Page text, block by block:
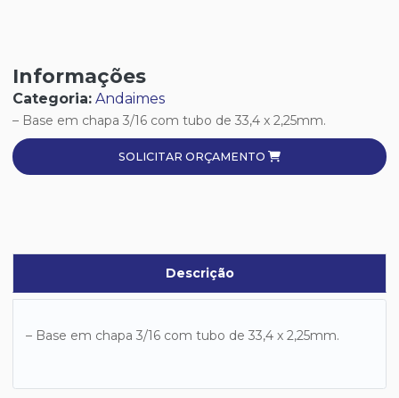
Informações
Categoria: Andaimes
– Base em chapa 3/16 com tubo de 33,4 x 2,25mm.
SOLICITAR ORÇAMENTO
Descrição
– Base em chapa 3/16 com tubo de 33,4 x 2,25mm.